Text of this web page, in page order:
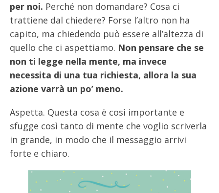
per noi. Perché non domandare? Cosa ci
trattiene dal chiedere? Forse l’altro non ha
capito, ma chiedendo può essere all’altezza di
quello che ci aspettiamo. Non pensare che se
non ti legge nella mente, ma invece
necessita di una tua richiesta, allora la sua
azione varrà un po’ meno.
Aspetta. Questa cosa è così importante e
sfugge così tanto di mente che voglio scriverla
in grande, in modo che il messaggio arrivi
forte e chiaro.